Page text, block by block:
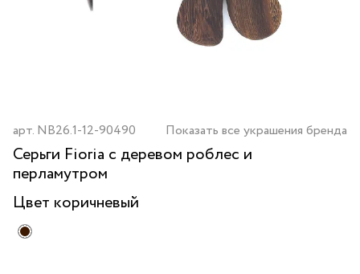
арт. NB26.1-12-90490 Показать все украшения бренда
Серьги Fioria с деревом роблес и
перламутром
Цвет коричневый